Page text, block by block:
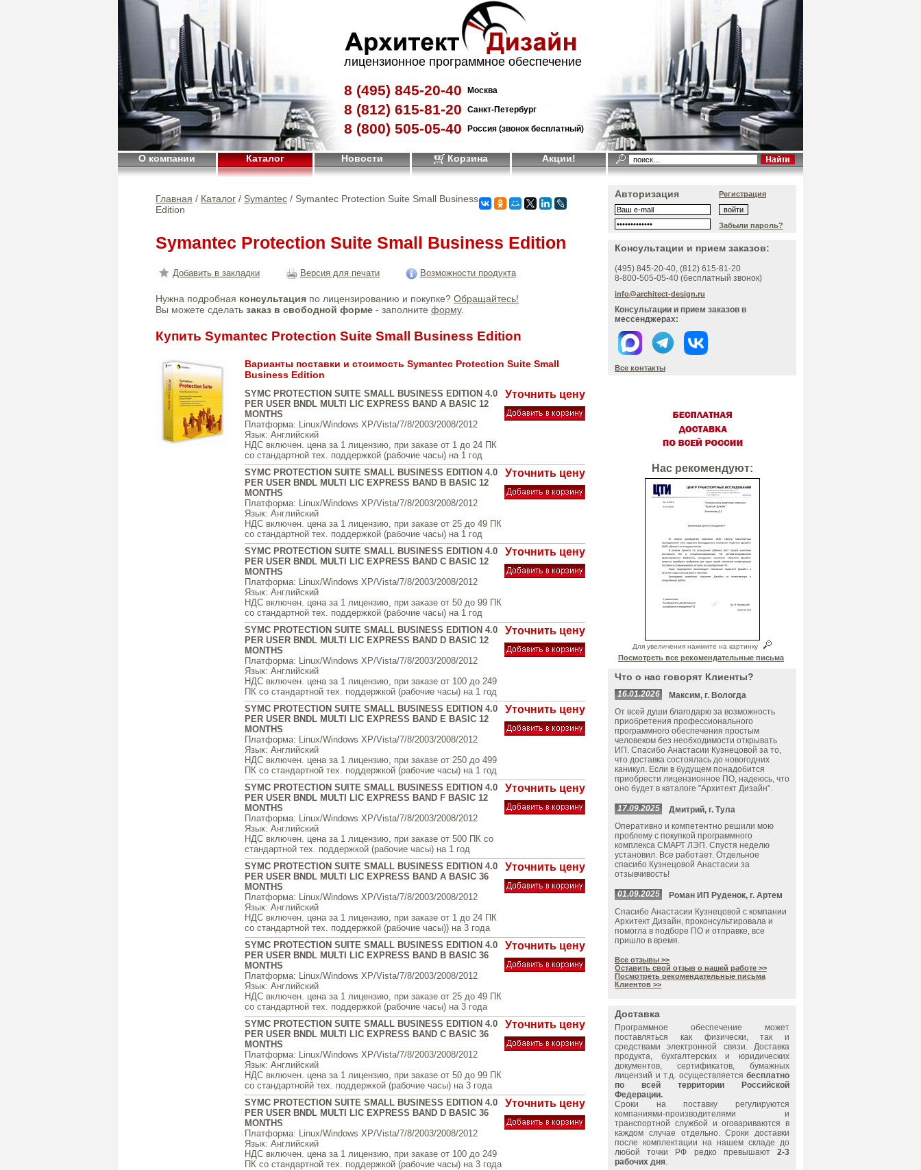
лицензионное программное обеспечение
8 (495) 845-20-40 Москва
8 (812) 615-81-20 Санкт-Петербург
8 (800) 505-05-40 Россия (звонок бесплатный)
О компании Каталог Новости Корзина Акции!
Главная / Каталог / Symantec / Symantec Protection Suite Small Business
Edition
Symantec Protection Suite Small Business Edition
Добавить в закладки Версия для печати Возможности продукта
Нужна подробная консультация по лицензированию и покупке? Обращайтесь!
Вы можете сделать заказ в свободной форме - заполните форму.
Купить Symantec Protection Suite Small Business Edition
Варианты поставки и стоимость Symantec Protection Suite Small
Business Edition
SYMC PROTECTION SUITE SMALL BUSINESS EDITION 4.0
PER USER BNDL MULTI LIC EXPRESS BAND A BASIC 12
MONTHS
Платформа: Linux/Windows XP/Vista/7/8/2003/2008/2012
Язык: Английский
НДС включен. цена за 1 лицензию, при заказе от 1 до 24 ПК
со стандартной тех. поддержкой (рабочие часы) на 1 год
Уточнить цену
SYMC PROTECTION SUITE SMALL BUSINESS EDITION 4.0
PER USER BNDL MULTI LIC EXPRESS BAND B BASIC 12
MONTHS
Платформа: Linux/Windows XP/Vista/7/8/2003/2008/2012
Язык: Английский
НДС включен. цена за 1 лицензию, при заказе от 25 до 49 ПК
со стандартной тех. поддержкой (рабочие часы) на 1 год
Уточнить цену
SYMC PROTECTION SUITE SMALL BUSINESS EDITION 4.0
PER USER BNDL MULTI LIC EXPRESS BAND C BASIC 12
MONTHS
Платформа: Linux/Windows XP/Vista/7/8/2003/2008/2012
Язык: Английский
НДС включен. цена за 1 лицензию, при заказе от 50 до 99 ПК
со стандартной тех. поддержкой (рабочие часы) на 1 год
Уточнить цену
SYMC PROTECTION SUITE SMALL BUSINESS EDITION 4.0
PER USER BNDL MULTI LIC EXPRESS BAND D BASIC 12
MONTHS
Платформа: Linux/Windows XP/Vista/7/8/2003/2008/2012
Язык: Английский
НДС включен. цена за 1 лицензию, при заказе от 100 до 249
ПК со стандартной тех. поддержкой (рабочие часы) на 1 год
Уточнить цену
SYMC PROTECTION SUITE SMALL BUSINESS EDITION 4.0
PER USER BNDL MULTI LIC EXPRESS BAND E BASIC 12
MONTHS
Платформа: Linux/Windows XP/Vista/7/8/2003/2008/2012
Язык: Английский
НДС включен. цена за 1 лицензию, при заказе от 250 до 499
ПК со стандартной тех. поддержкой (рабочие часы) на 1 год
Уточнить цену
SYMC PROTECTION SUITE SMALL BUSINESS EDITION 4.0
PER USER BNDL MULTI LIC EXPRESS BAND F BASIC 12
MONTHS
Платформа: Linux/Windows XP/Vista/7/8/2003/2008/2012
Язык: Английский
НДС включен. цена за 1 лицензию, при заказе от 500 ПК со
стандартной тех. поддержкой (рабочие часы) на 1 год
Уточнить цену
SYMC PROTECTION SUITE SMALL BUSINESS EDITION 4.0
PER USER BNDL MULTI LIC EXPRESS BAND A BASIC 36
MONTHS
Платформа: Linux/Windows XP/Vista/7/8/2003/2008/2012
Язык: Английский
НДС включен. цена за 1 лицензию, при заказе от 1 до 24 ПК
со стандартной тех. поддержкой (рабочие часы)) на 3 года
Уточнить цену
SYMC PROTECTION SUITE SMALL BUSINESS EDITION 4.0
PER USER BNDL MULTI LIC EXPRESS BAND B BASIC 36
MONTHS
Платформа: Linux/Windows XP/Vista/7/8/2003/2008/2012
Язык: Английский
НДС включен. цена за 1 лицензию, при заказе от 25 до 49 ПК
со стандартной тех. поддержкой (рабочие часы) на 3 года
Уточнить цену
SYMC PROTECTION SUITE SMALL BUSINESS EDITION 4.0
PER USER BNDL MULTI LIC EXPRESS BAND C BASIC 36
MONTHS
Платформа: Linux/Windows XP/Vista/7/8/2003/2008/2012
Язык: Английский
НДС включен. цена за 1 лицензию, при заказе от 50 до 99 ПК
со стандартнойй тех. поддержкой (рабочие часы) на 3 года
Уточнить цену
SYMC PROTECTION SUITE SMALL BUSINESS EDITION 4.0
PER USER BNDL MULTI LIC EXPRESS BAND D BASIC 36
MONTHS
Платформа: Linux/Windows XP/Vista/7/8/2003/2008/2012
Язык: Английский
НДС включен. цена за 1 лицензию, при заказе от 100 до 249
ПК со стандартной тех. поддержкой (рабочие часы) на 3 года
Уточнить цену
Авторизация Регистрация
Забыли пароль?
Консультации и прием заказов:
(495) 845-20-40, (812) 615-81-20
8-800-505-05-40 (бесплатный звонок)
info@architect-design.ru
Консультации и прием заказов в
мессенджерах:
Все контакты
Нас рекомендуют:
Для увеличения нажмите на картинку
Посмотреть все рекомендательные письма
Что о нас говорят Клиенты?
16.01.2026
Максим, г. Вологда
От всей души благодарю за возможность
приобретения профессионального
программного обеспечения простым
человеком без необходимости открывать
ИП. Спасибо Анастасии Кузнецовой за то,
что доставка состоялась до новогодних
каникул. Если в будущем понадобится
приобрести лицензионное ПО, надеюсь, что
оно будет в каталоге "Архитект Дизайн".
17.09.2025
Дмитрий, г. Тула
Оперативно и компетентно решили мою
проблему с покупкой программного
комплекса СМАРТ ЛЭП. Спустя неделю
установил. Все работает. Отдельное
спасибо Кузнецовой Анастасии за
отзывчивость!
01.09.2025
Роман ИП Руденок, г. Артем
Спасибо Анастасии Кузнецовой с компании
Архитект Дизайн, проконсультировала и
помогла в подборе ПО и отправке, все
пришло в время.
Все отзывы >>
Оставить свой отзыв о нашей работе >>
Посмотреть рекомендательные письма
Клиентов >>
Доставка
Программное обеспечение может
поставляться как физически, так и
средствами электронной связи. Доставка
продукта, бухгалтерских и юридических
документов, сертификатов, бумажных
лицензий и т.д. осуществляется бесплатно
по всей территории Российской
Федерации.
Сроки на поставку регулируются
компаниями-производителями и
транспортной службой и оговариваются в
каждом случае отдельно. Сроки доставки
после комплектации на нашем складе до
любой точки РФ редко превышают 2-3
рабочих дня.